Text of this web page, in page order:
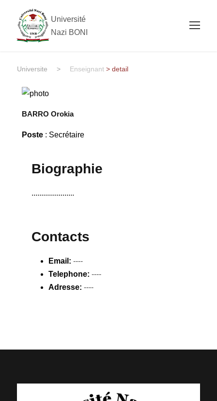
Université
Nazi BONI
Universite > Enseignant > detail
BARRO Orokia
Poste: Secrétaire
Biographie
......................
Contacts
Email: ----
Telephone: ----
Adresse: ----